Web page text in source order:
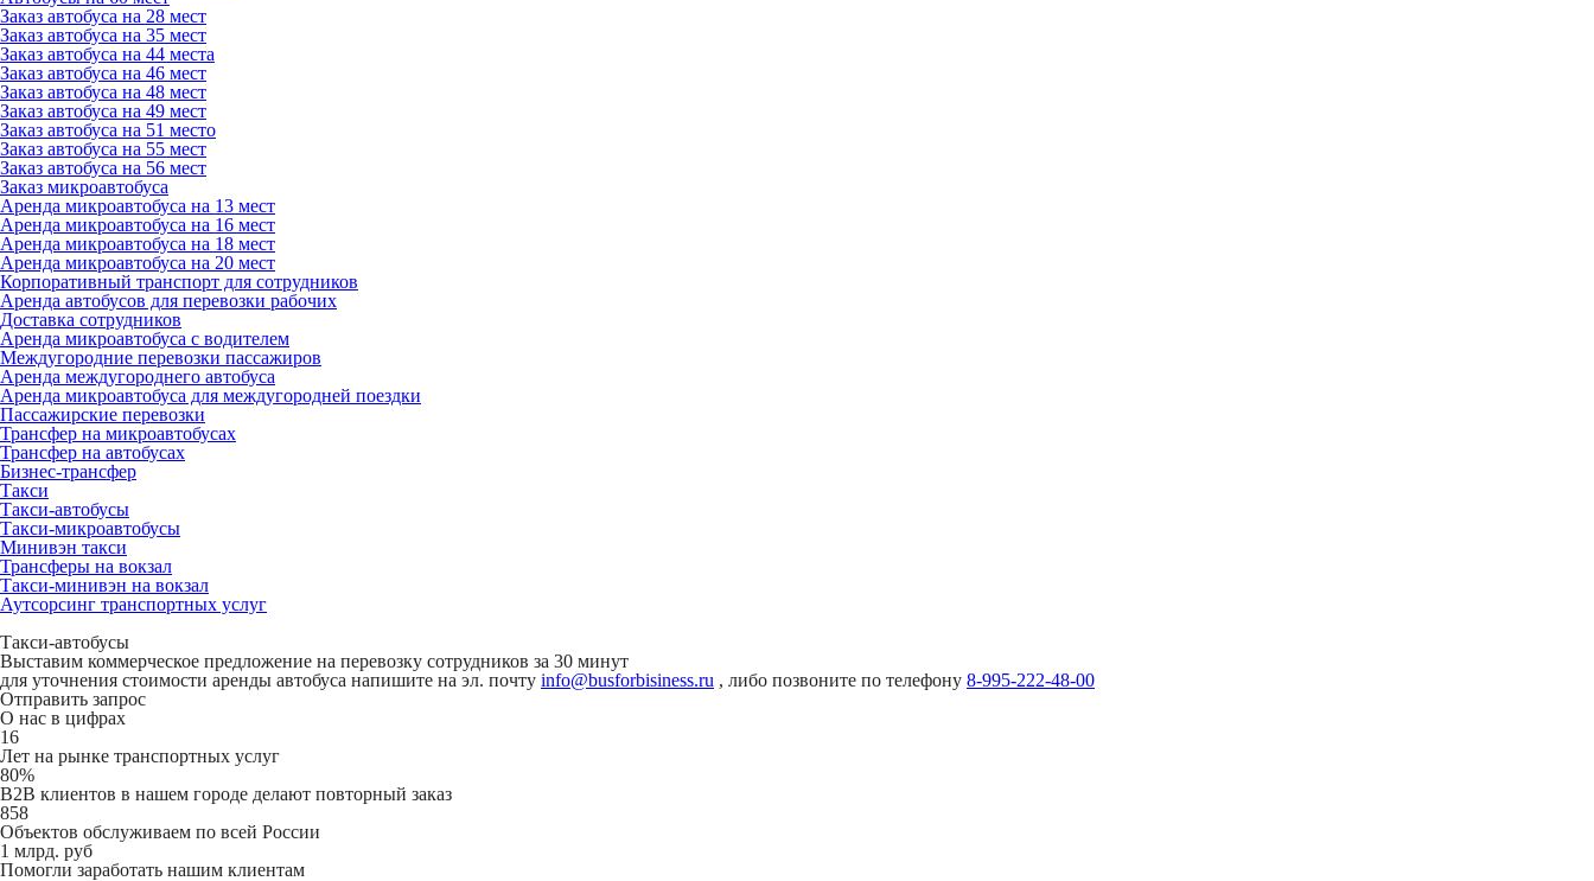
Заказ автобуса на 28 мест
Заказ автобуса на 35 мест
Заказ автобуса на 44 места
Заказ автобуса на 46 мест
Заказ автобуса на 48 мест
Заказ автобуса на 49 мест
Заказ автобуса на 51 место
Заказ автобуса на 55 мест
Заказ автобуса на 56 мест
Заказ микроавтобуса
Аренда микроавтобуса на 13 мест
Аренда микроавтобуса на 16 мест
Аренда микроавтобуса на 18 мест
Аренда микроавтобуса на 20 мест
Корпоративный транспорт для сотрудников
Аренда автобусов для перевозки рабочих
Доставка сотрудников
Аренда микроавтобуса с водителем
Междугородние перевозки пассажиров
Аренда междугороднего автобуса
Аренда микроавтобуса для междугородней поездки
Пассажирские перевозки
Трансфер на микроавтобусах
Трансфер на автобусах
Бизнес-трансфер
Такси
Такси-автобусы
Такси-микроавтобусы
Минивэн такси
Трансферы на вокзал
Такси-минивэн на вокзал
Аутсорсинг транспортных услуг
Такси-автобусы
Выставим коммерческое предложение на перевозку сотрудников за 30 минут
для уточнения стоимости аренды автобуса напишите на эл. почту info@busforbisiness.ru , либо позвоните по телефону 8-995-222-48-00
Отправить запрос
О нас в цифрах
16
Лет на рынке транспортных услуг
80%
B2B клиентов в нашем городе делают повторный заказ
858
Объектов обслуживаем по всей России
1 млрд. руб
Помогли заработать нашим клиентам